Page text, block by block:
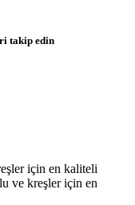
takip edin
için en kaliteli
ve kreşler için en